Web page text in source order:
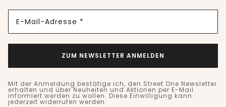
E-Mail-Adresse *
ZUM NEWSLETTER ANMELDEN
Mit der Anmeldung bestätige ich, den Street One Newsletter
erhalten und über Neuheiten und Aktionen per E-Mail
informiert werden zu wollen. Diese Einwilligung kann
jederzeit widerrufen werden.